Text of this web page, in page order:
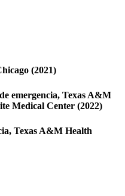
(2021)
emergencia, Texas A&M
Medical Center (2022)
Texas A&M Health